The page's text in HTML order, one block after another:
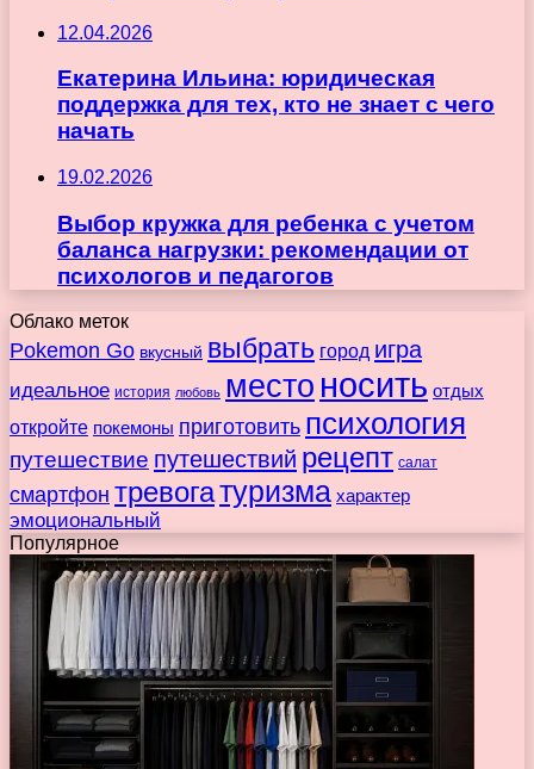
12.04.2026
Екатерина Ильина: юридическая
поддержка для тех, кто не знает с чего
начать
19.02.2026
Выбор кружка для ребенка с учетом
баланса нагрузки: рекомендации от
психологов и педагогов
Облако меток
Pokemon Go вкусный выбрать город игра
идеальное история любовь место носить отдых
откройте покемоны приготовить психология
путешествие путешествий рецепт салат
смартфон тревогатуризма характер
эмоциональный
Популярное